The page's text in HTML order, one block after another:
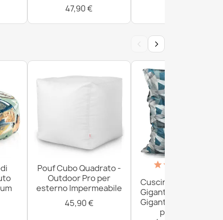
47,90 €
‹ ›
Pouf Cubo Quadrato -
Outdoor Pro per
esterno Impermeabile
45,90 €
Cuscino da
Gigante XXL per
Gigante - Outdoor
per esterno